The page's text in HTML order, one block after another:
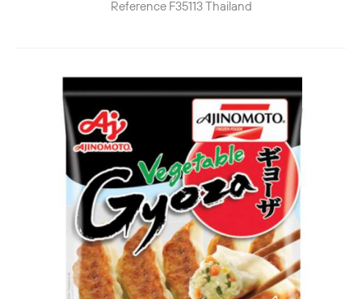
Reference F35113Thailand